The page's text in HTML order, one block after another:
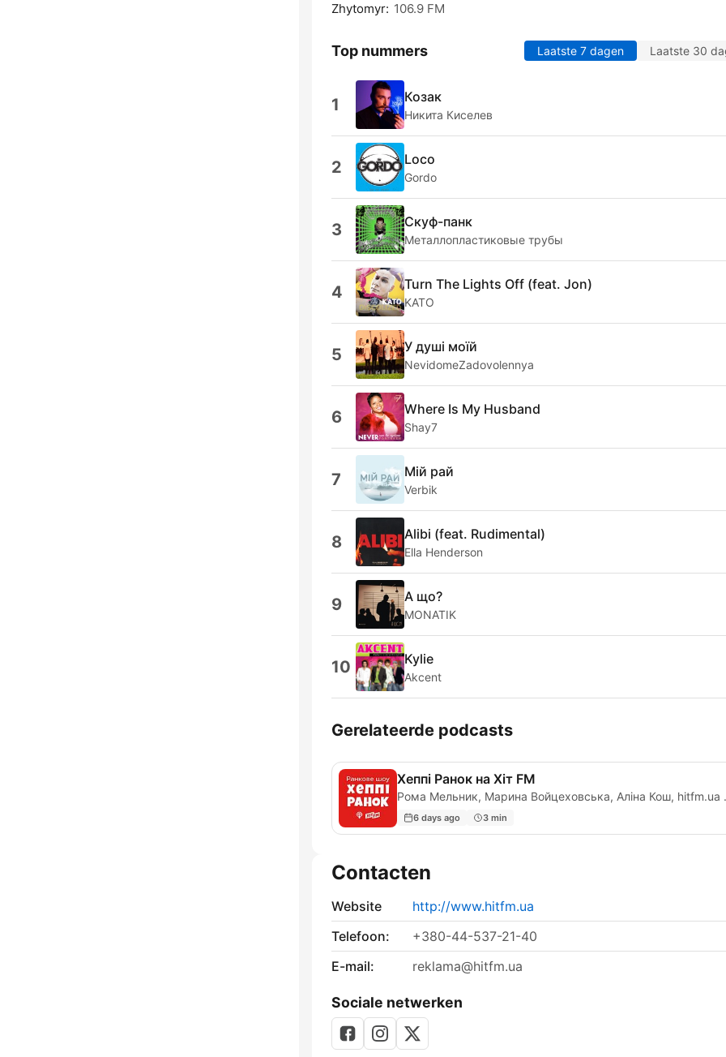
Zhytomyr: 106.9 FM
Top nummers Laatste 7 dagen Laatste 30
1 Козак
Никита Киселев
2 Loco
Gordo
3 Скуф-панк
Металлопластиковые трубы
4 Turn The Lights Off (feat. Jon)
KATO
5 У душі моїй
NevidomeZadovolennya
6 Where Is My Husband
Shay7
7 Мій рай
Verbik
8 Alibi (feat. Rudimental)
Ella Henderson
9 А що?
MONATIK
10 Kylie
Akcent
Gerelateerde podcasts
Хеппі Ранок на Хіт FM
Рома
6 days ago 3 min
Contacten
Website
http://www.hitfm.ua
Telefoon:
+380-44-537-21-40
E-mail:
reklama@hitfm.ua
Sociale netwerken